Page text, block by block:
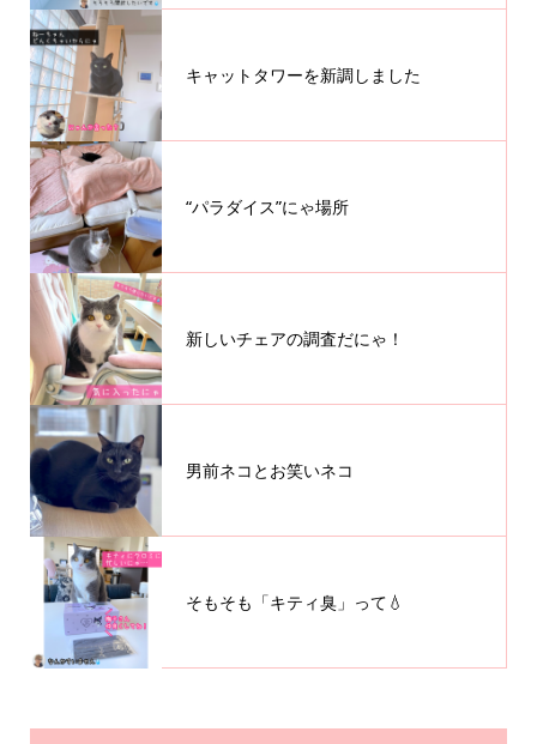
キャットタワーを新調しました
“パラダイス”にゃ場所
新しいチェアの調査だにゃ！
男前ネコとお笑いネコ
そもそも「キティ臭」って💧